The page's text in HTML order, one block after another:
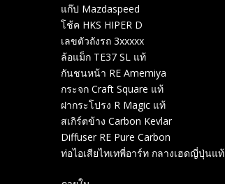
แก๊ป Mazdaspeed
โช้ค HKS HIPER D
เลขตัวถังรถ 3xxxxx
ล้อแม็ก​ TE37 SL ​แท้
กันชนหน้า RE Amemiya
กระจก Craft Square แท้
ฝากระโปรง R Magic แท้
สเกิร์ตข้าง Carbon Kevlar
Diffuser RE Pure Carbon
ท่อไอเสียไทเทพี่อาร์ท กลางเฮดญี่ปุ่นแท้